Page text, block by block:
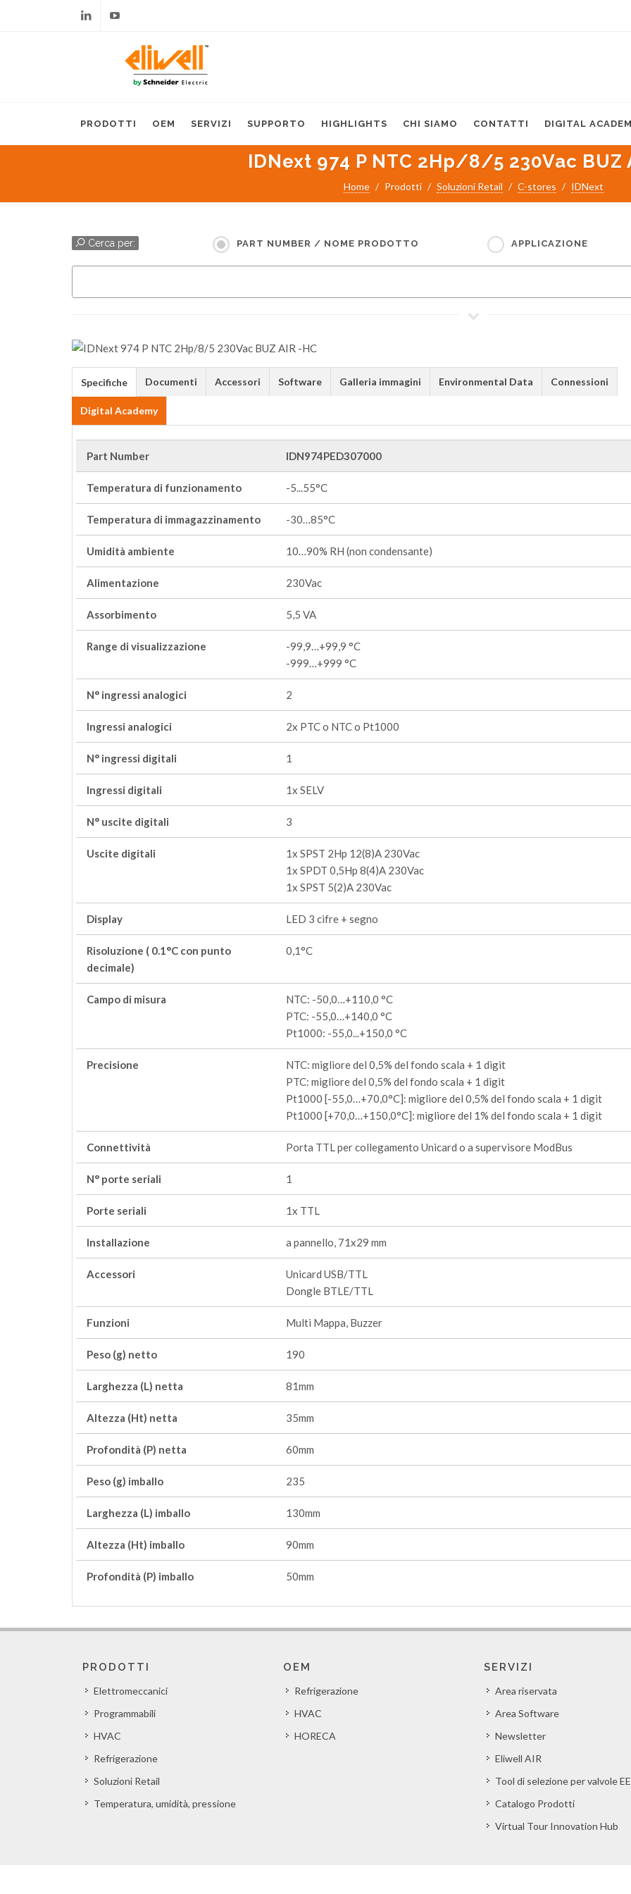
PRODOTTI OEM SERVIZI SUPPORTO HIGHLIGHTS CHI SIAMO CONTATTI DIGITAL
IDNext 974 P NTC 2Hp/8/5 230Vac BUZ
Home Prodotti Soluzioni Retail C-stores IDNext
Cerca per: PART NUMBER / NOME PRODOTTO APPLICAZIONE
Specifiche Documenti Accessori Software Galleria immagini Environmental Data Connessioni
Digital Academy
Part Number IDN974PED307000
Temperatura di funzionamento -5...55°C
Temperatura di immagazzinamento -30…85°C
Umidità ambiente 10…90% RH (non condensante)
Alimentazione 230Vac
Assorbimento 5,5 VA
Range di visualizzazione
-99,9…+99,9 °C
-999…+999 °C
N° ingressi analogici 2
Ingressi analogici 2x PTC o NTC o Pt1000
N° ingressi digitali 1
Ingressi digitali 1x SELV
N° uscite digitali 3
Uscite digitali
1x SPST 2Hp 12(8)A 230Vac
1x SPDT 0,5Hp 8(4)A 230Vac
1x SPST 5(2)A 230Vac
Display LED 3 cifre + segno
Risoluzione ( 0.1°C con punto
decimale)
0,1°C
Campo di misura
NTC: -50,0…+110,0 °C
PTC: -55,0…+140,0 °C
Pt1000: -55,0...+150,0 °C
Precisione
NTC: migliore del 0,5% del fondo scala + 1 digit
PTC: migliore del 0,5% del fondo scala + 1 digit
Pt1000 [-55,0…+70,0°C]: migliore del 0,5% del fondo scala + 1 digit
Pt1000 [+70,0…+150,0°C]: migliore del 1% del fondo scala + 1 digit
Connettività Porta TTL per collegamento Unicard o a supervisore ModBus
N° porte seriali 1
Porte seriali 1x TTL
Installazione a pannello, 71x29 mm
Accessori
Unicard USB/TTL
Dongle BTLE/TTL
Funzioni Multi Mappa, Buzzer
Peso (g) netto 190
Larghezza (L) netta 81mm
Altezza (Ht) netta 35mm
Profondità (P) netta 60mm
Peso (g) imballo 235
Larghezza (L) imballo 130mm
Altezza (Ht) imballo 90mm
Profondità (P) imballo 50mm
PRODOTTI
Elettromeccanici
Programmabili
HVAC
Refrigerazione
Soluzioni Retail
Temperatura, umidità, pressione
OEM
Refrigerazione
HVAC
HORECA
SERVIZI
Area riservata
Area Software
Newsletter
Eliwell AIR
Tool di selezione per valvole
Catalogo Prodotti
Virtual Tour Innovation Hub